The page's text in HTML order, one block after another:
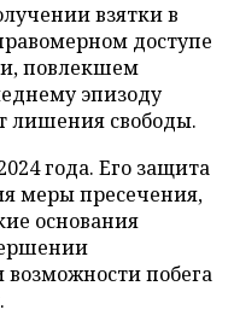
взятки в
доступе
повлекшем
эпизоду
лишения свободы.
года. Его защита
меры пресечения,
основания
побега